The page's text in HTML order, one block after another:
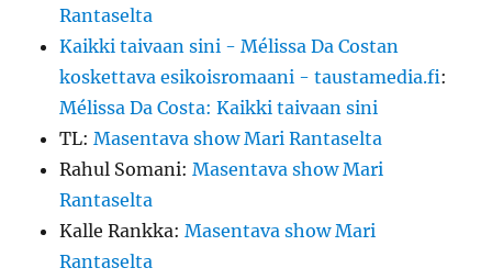
Rantaselta
Kaikki taivaan sini - Mélissa Da Costan
koskettava esikoisromaani - taustamedia.fi:
Mélissa Da Costa: Kaikki taivaan sini
TL:Masentava show Mari Rantaselta
Rahul Somani:Masentava show Mari
Rantaselta
Kalle Rankka:Masentava show Mari
Rantaselta